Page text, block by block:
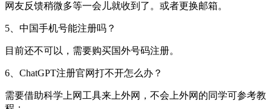
网友反馈稍微多等一会儿就收到了。或者更换邮箱。
5、中国手机号能注册吗？
目前还不可以，需要购买国外号码注册。
6、ChatGPT注册官网打不开怎么办？
需要借助科学上网工具来上外网，不会上外网的同学可参考教